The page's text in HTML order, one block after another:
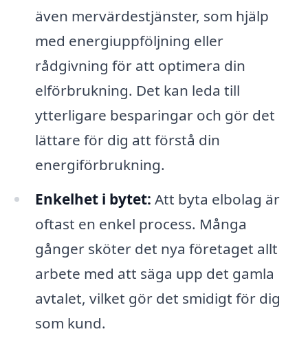
även mervärdestjänster, som hjälp
med energiuppföljning eller
rådgivning för att optimera din
elförbrukning. Det kan leda till
ytterligare besparingar och gör det
lättare för dig att förstå din
energiförbrukning.
Enkelhet i bytet: Att byta elbolag är
oftast en enkel process. Många
gånger sköter det nya företaget allt
arbete med att säga upp det gamla
avtalet, vilket gör det smidigt för dig
som kund.